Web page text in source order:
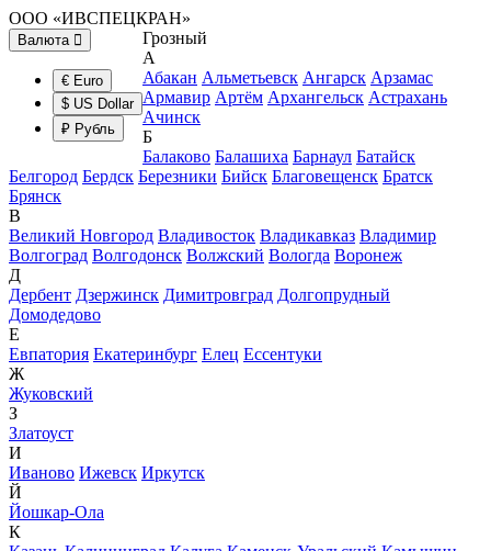
ООО «ИВСПЕЦКРАН»
Валюта
€ Euro
$ US Dollar
₽ Рубль
Грозный
А
Абакан Альметьевск Ангарск Арзамас
Армавир Артём Архангельск Астрахань
Ачинск
Б
Балаково Балашиха Барнаул Батайск
Белгород Бердск Березники Бийск Благовещенск Братск
Брянск
В
Великий Новгород Владивосток Владикавказ Владимир
Волгоград Волгодонск Волжский Вологда Воронеж
Д
Дербент Дзержинск Димитровград Долгопрудный
Домодедово
Е
Евпатория Екатеринбург Елец Ессентуки
Ж
Жуковский
З
Златоуст
И
Иваново Ижевск Иркутск
Й
Йошкар-Ола
К